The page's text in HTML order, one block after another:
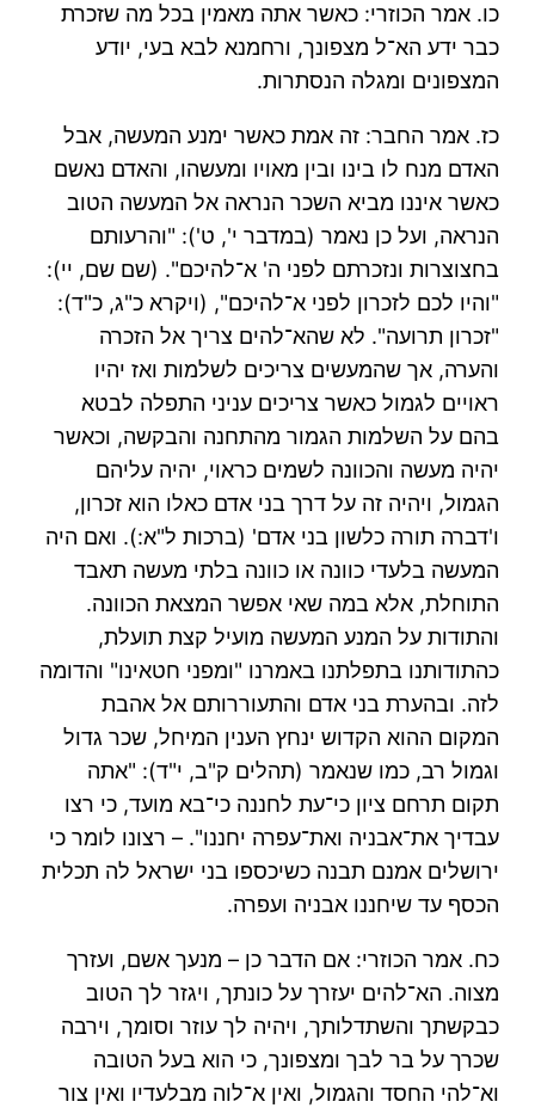
כו. אמר הכוזרי: כאשר אתה מאמין בכל מה שזכרת
כבר ידע הא־ל מצפונך, ורחמנא לבא בעי, יודע
המצפונים ומגלה הנסתרות.
כז. אמר החבר: זה אמת כאשר ימנע המעשה, אבל
האדם מנח לו בינו ובין מאויו ומעשהו, והאדם נאשם
כאשר איננו מביא השכר הנראה אל המעשה הטוב
הנראה, ועל כן נאמר (במדבר י', ט'): "והרעותם
בחצוצרות ונזכרתם לפני ה' א־להיכם". (שם שם, יי):
"והיו לכם לזכרון לפני א־להיכם", (ויקרא כ"ג, כ"ד):
"זכרון תרועה". לא שהא־להים צריך אל הזכרה
והערה, אך שהמעשים צריכים לשלמות ואז יהיו
ראויים לגמול כאשר צריכים עניני התפלה לבטא
בהם על השלמות הגמור מהתחנה והבקשה, וכאשר
יהיה מעשה והכוונה לשמים כראוי, יהיה עליהם
הגמול, ויהיה זה על דרך בני אדם כאלו הוא זכרון,
ו'דברה תורה כלשון בני אדם' (ברכות ל"א:). ואם היה
המעשה בלעדי כוונה או כוונה בלתי מעשה תאבד
התוחלת, אלא במה שאי אפשר המצאת הכוונה.
והתודות על המנע המעשה מועיל קצת תועלת,
כהתודותנו בתפלתנו באמרנו "ומפני חטאינו" והדומה
לזה. ובהערת בני אדם והתעוררותם אל אהבת
המקום ההוא הקדוש ינחץ הענין המיחל, שכר גדול
וגמול רב, כמו שנאמר (תהלים ק"ב, י"ד): "אתה
תקום תרחם ציון כי־עת לחננה כי־בא מועד, כי רצו
עבדיך את־אבניה ואת־עפרה יחננו". – רצונו לומר כי
ירושלים אמנם תבנה כשיכספו בני ישראל לה תכלית
הכסף עד שיחננו אבניה ועפרה.
כח. אמר הכוזרי: אם הדבר כן – מנעך אשם, ועזרך
מצוה. הא־להים יעזרך על כונתך, ויגזר לך הטוב
כבקשתך והשתדלותך, ויהיה לך עוזר וסומך, וירבה
שכרך על בר לבך ומצפונך, כי הוא בעל הטובה
וא־להי החסד והגמול, ואין א־לוה מבלעדיו ואין צור